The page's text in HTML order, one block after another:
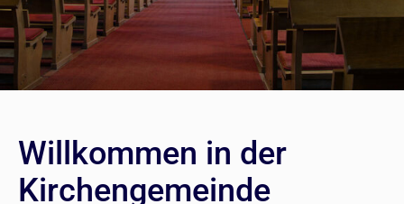
Willkommen in der
Kirchengemeinde